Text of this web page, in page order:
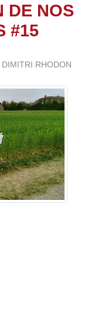
DE NOS
#15
DIMITRI RHODON